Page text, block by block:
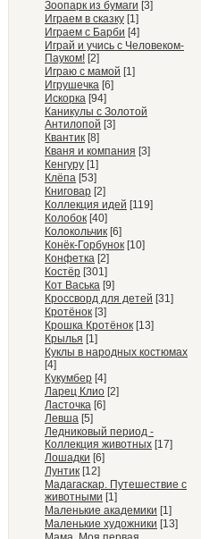
Зоопарк из бумаги [3]
Играем в сказку [1]
Играем с Барби [4]
Играй и учись с Человеком-
Пауком! [2]
Играю с мамой [1]
Игрушечка [6]
Искорка [94]
Каникулы с Золотой
Антилопой [3]
Квантик [8]
Кваня и компания [3]
Кенгуру [1]
Клёпа [53]
Книговар [2]
Коллекция идей [119]
Колобок [40]
Колокольчик [6]
Конёк-Горбунок [10]
Конфетка [2]
Костёр [301]
Кот Васька [9]
Кроссворд для детей [31]
Кротёнок [3]
Крошка Кротёнок [13]
Крылья [1]
Куклы в народных костюмах
[4]
Кукумбер [4]
Ларец Клио [2]
Ласточка [6]
Левша [5]
Ледниковый период -
Коллекция животных [17]
Лошадки [6]
Лунтик [12]
Мадагаскар. Путешествие с
животными [1]
Маленькие академики [1]
Маленькие художники [13]